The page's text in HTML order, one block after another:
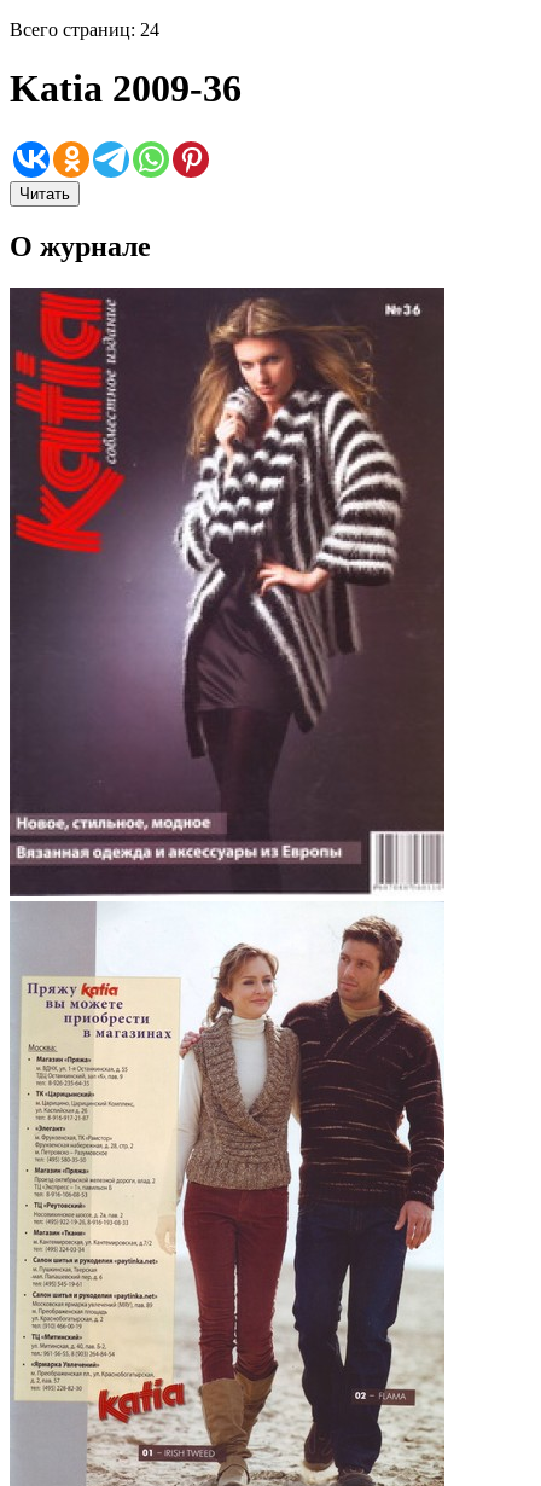
Всего страниц: 24
Katia 2009-36
Читать
О журнале